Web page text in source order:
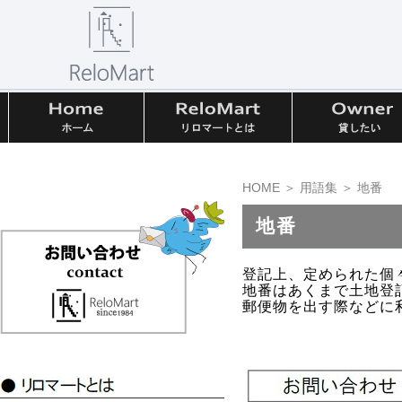
HOME ＞ 用語集 ＞ 地番
地番
登記上、定められた個
地番はあくまで土地登
郵便物を出す際などに